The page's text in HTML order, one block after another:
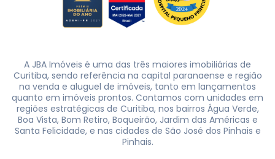
A JBA Imóveis é uma das três maiores imobiliárias de
Curitiba, sendo referência na capital paranaense e região
na venda e aluguel de imóveis, tanto em lançamentos
quanto em imóveis prontos. Contamos com unidades em
regiões estratégicas de Curitiba, nos bairros Água Verde,
Boa Vista, Bom Retiro, Boqueirão, Jardim das Américas e
Santa Felicidade, e nas cidades de São José dos Pinhais e
Pinhais.